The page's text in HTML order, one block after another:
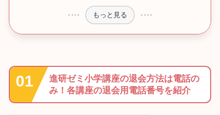
もっと見る
進研ゼミ小学講座の退会方法は電話の
み！各講座の退会用電話番号を紹介